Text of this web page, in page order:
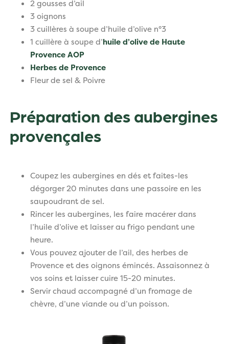
2 gousses d’ail
3 oignons
3 cuillères à soupe d’huile d’olive n°3
1 cuillère à soupe d’huile d’olive de Haute
Provence AOP
Herbes de Provence
Fleur de sel & Poivre
Préparation des aubergines
provençales
Coupez les aubergines en dés et faites-les
dégorger 20 minutes dans une passoire en les
saupoudrant de sel.
Rincer les aubergines, les faire macérer dans
l’huile d’olive et laisser au frigo pendant une
heure.
Vous pouvez ajouter de l’ail, des herbes de
Provence et des oignons émincés. Assaisonnez à
vos soins et laisser cuire 15-20 minutes.
Servir chaud accompagné d’un fromage de
chèvre, d’une viande ou d’un poisson.